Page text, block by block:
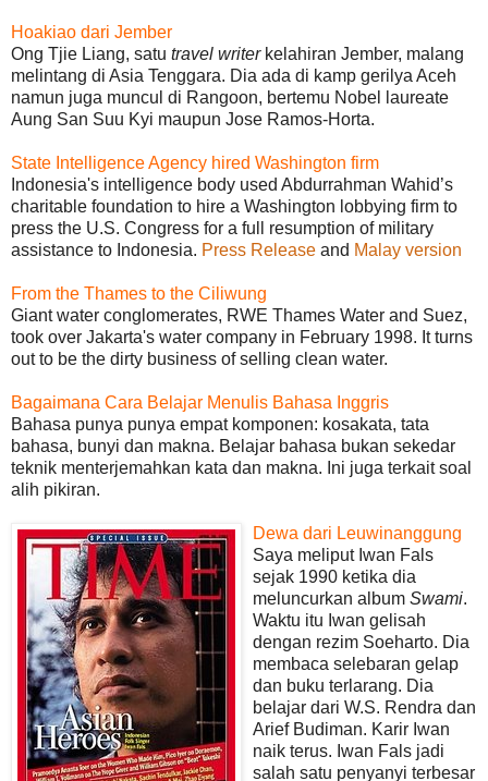
Hoakiao dari Jember
Ong Tjie Liang, satu travel writerkelahiran Jember, malang
melintang di Asia Tenggara. Dia ada di kamp gerilya Aceh
namun juga muncul di Rangoon, bertemu Nobel laureate
Aung San Suu Kyi maupun Jose Ramos-Horta.
State Intelligence Agency hired Washington firm
Indonesia's intelligence body used Abdurrahman Wahid’s
charitable foundation to hire a Washington lobbying firm to
press the U.S. Congress for a full resumption of military
assistance to Indonesia. Press Release and Malay version
From the Thames to the Ciliwung
Giant water conglomerates, RWE Thames Water and Suez,
took over Jakarta's water company in February 1998. It turns
out to be the dirty business of selling clean water.
Bagaimana Cara Belajar Menulis Bahasa Inggris
Bahasa punya punya empat komponen: kosakata, tata
bahasa, bunyi dan makna. Belajar bahasa bukan sekedar
teknik menterjemahkan kata dan makna. Ini juga terkait soal
alih pikiran.
Dewa dari Leuwinanggung
Saya meliput Iwan Fals
sejak 1990 ketika dia
meluncurkan album Swami.
Waktu itu Iwan gelisah
dengan rezim Soeharto. Dia
membaca selebaran gelap
dan buku terlarang. Dia
belajar dari W.S. Rendra dan
Arief Budiman. Karir Iwan
naik terus. Iwan Fals jadi
salah satu penyanyi terbesar